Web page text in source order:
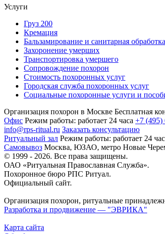
Услуги
Груз 200
Кремация
Бальзамирование и санитарная обработка
Захоронение умерших
Транспортировка умершего
Сопровождение похорон
Стоимость похоронных услуг
Городская служба похоронных услуг
Социальные похоронные услуги и
Организация похорон в Москве Бесплатная
Офис Режим работы: работает 24 часа +7 (495)
info@rps-ritual.ru Заказать консультацию
Ритуальный зал Режим работы: работает 24
Самовывоз Москва, ЮЗАО, метро Новые
© 1999 - 2026. Все права защищены.
ОАО «Ритуальная Православная Служба».
Похоронное бюро РПС Ритуал.
Официальный сайт.
Организация похорон, ритуальные
Разработка и продвижение — "ЭВРИКА"
Карта сайта